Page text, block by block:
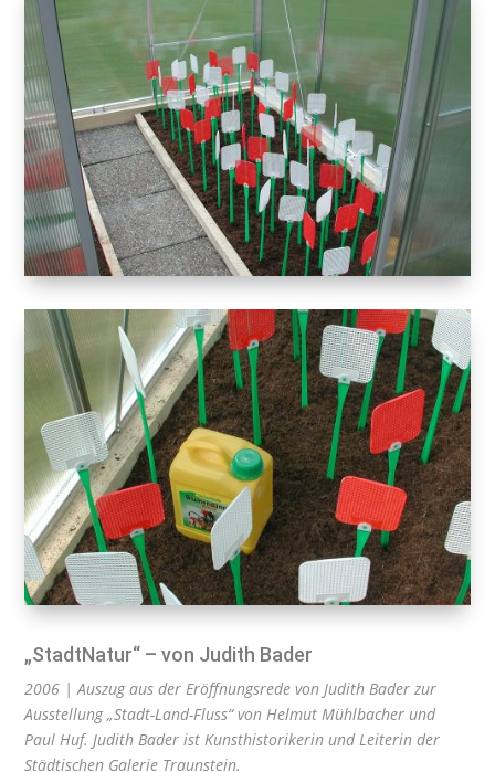
„StadtNatur“ – von Judith Bader
2006 | Auszug aus der Eröffnungsrede von Judith Bader zur
Ausstellung „Stadt-Land-Fluss“ von Helmut Mühlbacher und
Paul Huf. Judith Bader ist Kunsthistorikerin und Leiterin der
Städtischen Galerie Traunstein.